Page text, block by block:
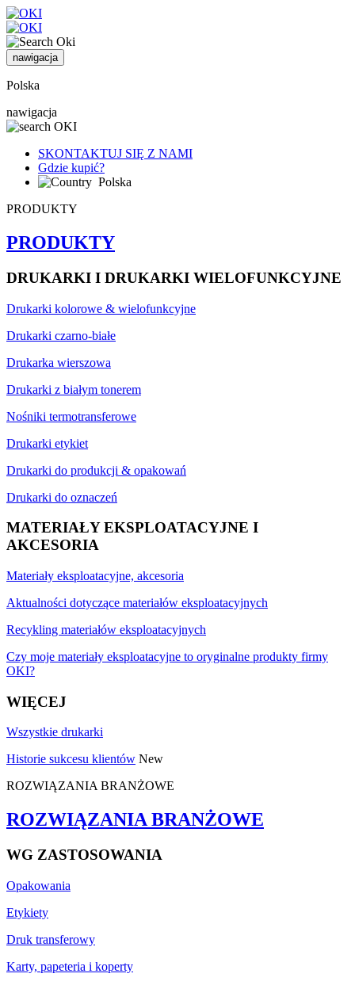
nawigacja
Polska
nawigacja
SKONTAKTUJ SIĘ Z NAMI
Gdzie kupić?
Polska
PRODUKTY
PRODUKTY
DRUKARKI I DRUKARKI WIELOFUNKCYJNE
Drukarki kolorowe & wielofunkcyjne
Drukarki czarno-białe
Drukarka wierszowa
Drukarki z białym tonerem
Nośniki termotransferowe
Drukarki etykiet
Drukarki do produkcji & opakowań
Drukarki do oznaczeń
MATERIAŁY EKSPLOATACYJNE I
AKCESORIA
Materiały eksploatacyjne, akcesoria
Aktualności dotyczące materiałów eksploatacyjnych
Recykling materiałów eksploatacyjnych
Czy moje materiały eksploatacyjne to oryginalne produkty firmy
OKI?
WIĘCEJ
Wszystkie drukarki
Historie sukcesu klientów New
ROZWIĄZANIA BRANŻOWE
ROZWIĄZANIA BRANŻOWE
WG ZASTOSOWANIA
Opakowania
Etykiety
Druk transferowy
Karty, papeteria i koperty